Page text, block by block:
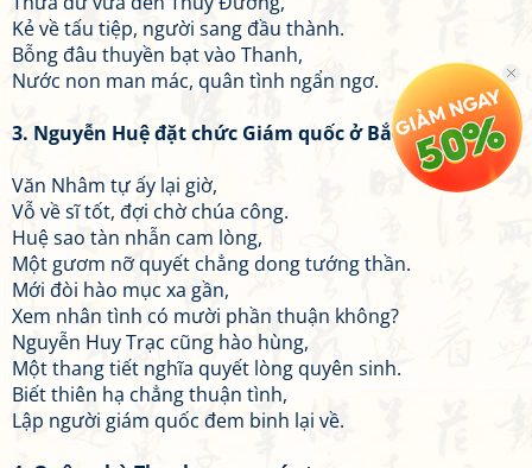
Kẻ về tấu tiệp, người sang đầu thành.
Bỗng đâu thuyền bạt vào Thanh,
Nước non man mác, quân tình ngẩn ngơ.
3. Nguyễn Huệ đặt chức Giám quốc ở Bắc Hà
Văn Nhâm tự ấy lại giờ,
Vỗ về sĩ tốt, đợi chờ chúa công.
Huệ sao tàn nhẫn cam lòng,
Một gươm nỡ quyết chẳng dong tướng thần.
Mới đòi hào mục xa gần,
Xem nhân tình có mười phần thuận không?
Nguyễn Huy Trạc cũng hào hùng,
Một thang tiết nghĩa quyết lòng quyên sinh.
Biết thiên hạ chẳng thuận tình,
Lập người giám quốc đem binh lại về.